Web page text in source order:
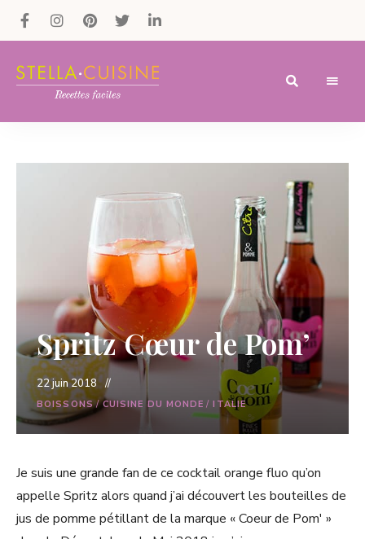
Recettes
rapides,
recettes
végétariennes
!
Spritz Cœur de Pom’
22 juin 2018
BOISSONS/CUISINE DU MONDE / ITALIE
Je suis une grande fan de ce cocktail orange fluo qu’on
appelle Spritz alors quand j’ai découvert les bouteilles de
jus de pomme pétillant de la marque « Coeur de Pom' »